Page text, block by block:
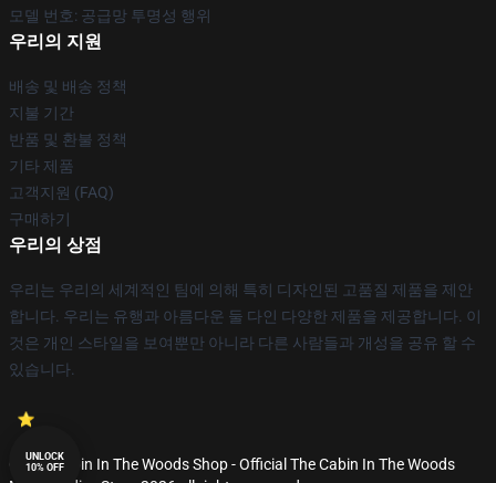
모델 번호: 공급망 투명성 행위
우리의 지원
배송 및 배송 정책
지불 기간
반품 및 환불 정책
기타 제품
고객지원 (FAQ)
구매하기
우리의 상점
우리는 우리의 세계적인 팀에 의해 특히 디자인된 고품질 제품을 제안
합니다. 우리는 유행과 아름다운 둘 다인 다양한 제품을 제공합니다. 이
것은 개인 스타일을 보여뿐만 아니라 다른 사람들과 개성을 공유 할 수
있습니다.
© The Cabin In The Woods Shop - Official The Cabin In The Woods
UNLOCK
10% OFF